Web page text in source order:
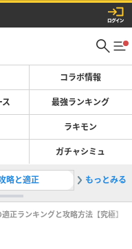
コラボ情報
最強ランキング
ラキモン
ガチャシミュ
略と適正 2ランク
もっとみる
正ランキングと攻略方法【究極】